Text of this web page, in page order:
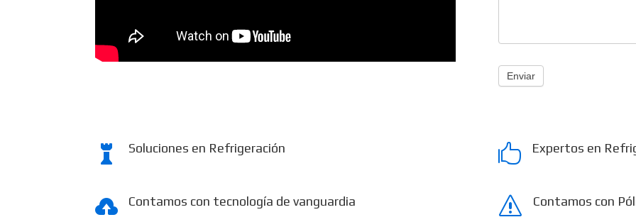
Enviar
 Soluciones en Refrigeración
 Contamos con tecnología de vanguardia
 Expertos en
s Contamos con